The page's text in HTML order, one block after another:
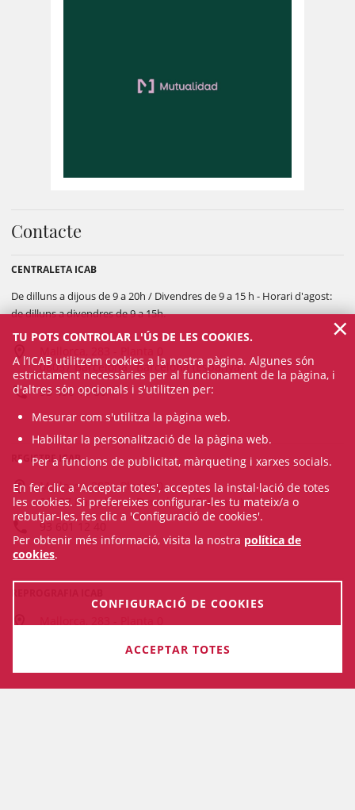
Contacte
CENTRALETA ICAB
De dilluns a dijous de 9 a 20h / Divendres de 9 a 15 h - Horari d'agost:
de dilluns a divendres de 9 a 15h.
08037 Barcelona , Barcelona (Espanya)
93 496 18 80
REGISTRE ICAB
Mallorca, 283 - Planta 0
08037 Barcelona , Barcelona (Espanya)
93 601 12 40
TU POTS CONTROLAR L'ÚS DE LES COOKIES.
A l’ICAB utilitzem cookies a la nostra pàgina. Algunes són
estrictament necessàries per al funcionament de la pàgina, i
d'altres són opcionals i s'utilitzen per:
Mesurar com s'utilitza la pàgina web.
Habilitar la personalització de la pàgina web.
Per a funcions de publicitat, màrqueting i xarxes socials.
En fer clic a 'Acceptar totes', acceptes la instal·lació de totes
les cookies. Si prefereixes configurar-les tu mateix/a o
rebutjar-les, fes clic a 'Configuració de cookies'.
Per obtenir més informació, visita la nostra política de
cookies.
CONFIGURACIÓ DE COOKIES
ACCEPTAR TOTES
×